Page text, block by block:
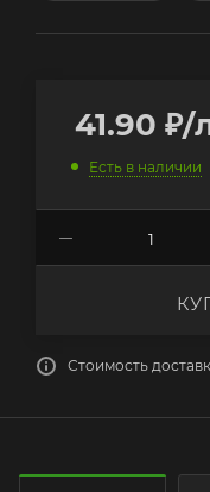
41.90 ₽/
Есть в наличии
Стоимость